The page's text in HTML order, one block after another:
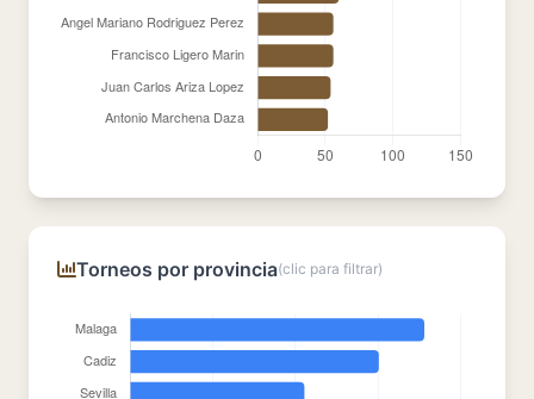
Torneos por provincia(clic para filtrar)